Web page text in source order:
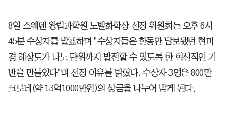
8일 스웨덴 왕립과학원 노벨화학상 선정 위원회는 오후 6시
45분 수상자를 발표하며 "수상자들은 한동안 답보됐던 현미
경 해상도가 나노 단위까지 발전할 수 있도록 한 혁신적인 기
반을 만들었다"며 선정 이유를 밝혔다. 수상자 3명은 800만
크로네(약 13억1000만원)의 상금을 나누어 받게 된다.